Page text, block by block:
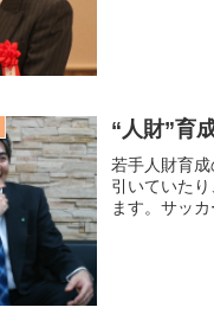
“人財”育
若手人財育
引いていた
ます。サッ